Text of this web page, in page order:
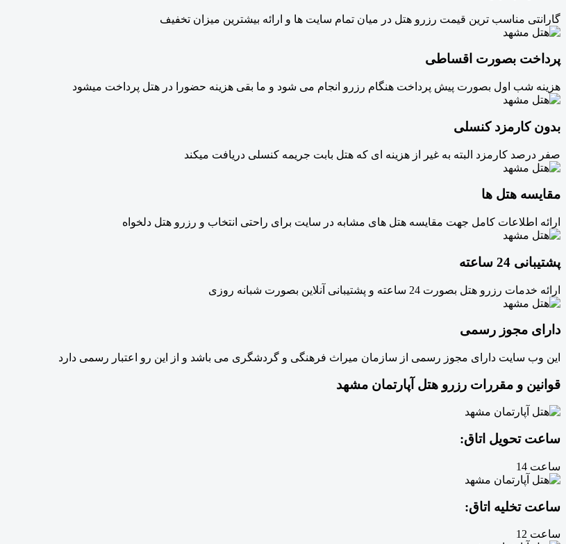
گارانتی مناسب ترین قیمت رزرو هتل در میان تمام سایت ها و ارائه بیشترین میزان تخفیف
پرداخت بصورت اقساطی
هزینه شب اول بصورت پیش پرداخت هنگام رزرو انجام می شود و ما بقی هزینه حضورا در هتل پرداخت میشود
بدون کارمزد کنسلی
صفر درصد کارمزد البته به غیر از هزینه ای که هتل بابت جریمه کنسلی دریافت میکند
مقایسه هتل ها
ارائه اطلاعات کامل جهت مقایسه هتل های مشابه در سایت برای راحتی انتخاب و رزرو هتل دلخواه
پشتیبانی 24 ساعته
ارائه خدمات رزرو هتل بصورت 24 ساعته و پشتیبانی آنلاین بصورت شبانه روزی
دارای مجوز رسمی
این وب سایت دارای مجوز رسمی از سازمان میراث فرهنگی و گردشگری می باشد و از این رو اعتبار رسمی دارد
قوانین و مقررات رزرو هتل آپارتمان مشهد
ساعت تحویل اتاق:
ساعت 14
ساعت تخلیه اتاق:
ساعت 12